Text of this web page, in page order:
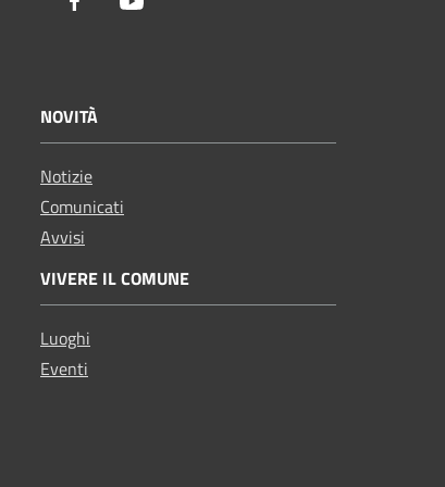
NOVITÀ
Notizie
Comunicati
Avvisi
VIVERE IL COMUNE
Luoghi
Eventi